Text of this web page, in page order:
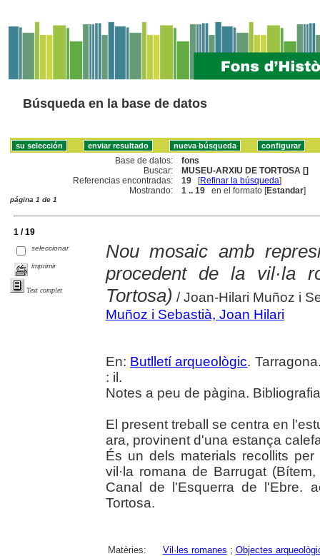
Búsqueda en la base de datos
Base de datos:
fons
Buscar:
MUSEU-ARXIU DE TORTOSA []
Referencias encontradas:
19 [Refinar la búsqueda]
Mostrando:
1 .. 19 en el formato [Estandar]
página 1 de 1
1 / 19
seleccionar
imprimir
Text complet
Nou mosaic amb
procedent de la vil·la
Tortosa) / Joan-Hilari Muñoz i
Muñoz i Sebastià, Joan Hilari
En: Butlletí arqueològic.
: il.
Notes a peu de pàgina.
El present treball se centra en
ara, provinent d'una estança
És un dels materials recollits
vil·la romana de Barrugat
Canal de l'Esquerra de l'Ebre.
Tortosa.
Matèries: Vil·les romanes ; Objectes